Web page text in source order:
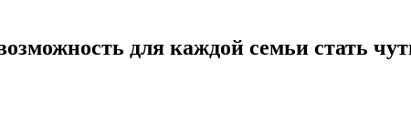
для каждой семьи стать